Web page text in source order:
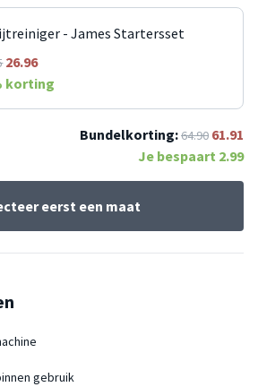
- James Startersset
26.96
korting
Bundelkorting:64.90 61.91
Je bespaart 2.99
eerst een maat
gebruik